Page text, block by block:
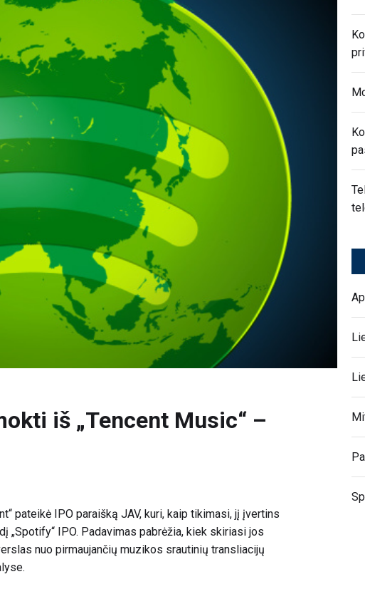
iš „Tencent Music“ –
pateikė IPO paraišką JAV, kuri, kaip tikimasi, jį įvertins
„Spotify“ IPO. Padavimas pabrėžia, kiek skiriasi jos
nuo pirmaujančių muzikos srautinių transliacijų